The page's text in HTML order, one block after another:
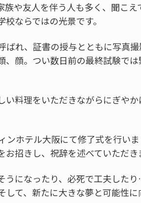
や友人を伴う人も多く、聞こ
ならではの光景です。
れ、証書の授与とともに写真
、顔。つい数日前の最終試験で
料理をいただきながらにぎや
ンホテル大阪にて修了式を行い
招きし、祝辞を述べていただ
うになったり、必死で工夫した
して、新たに大きな夢と可能性